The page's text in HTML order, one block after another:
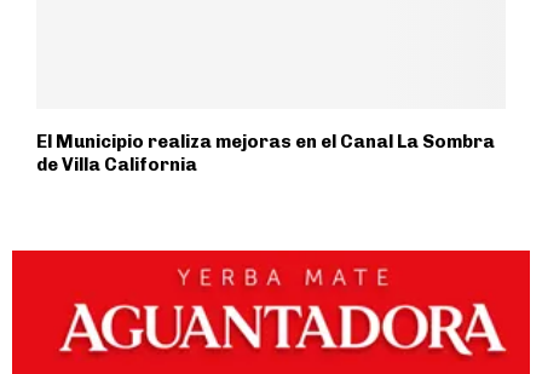
El Municipio realiza mejoras en el Canal La Sombra
de Villa California